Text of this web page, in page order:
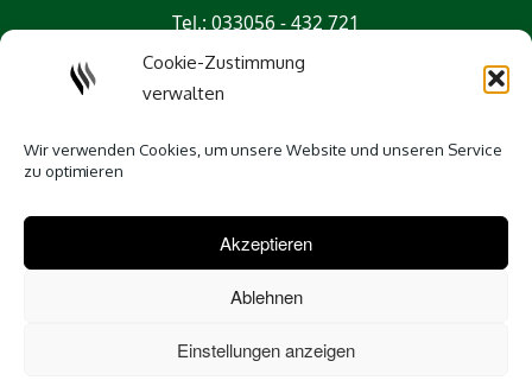
Cookie-Zustimmung
verwalten
Wir verwenden Cookies, um unsere Website und unseren Service
zu optimieren
Akzeptieren
Ablehnen
Einstellungen anzeigen
Tel.: 033056 - 432 721
Social Media